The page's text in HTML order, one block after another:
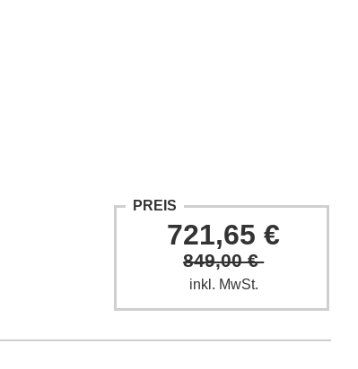
PREIS
721,65 €
849,00 €
inkl. MwSt.